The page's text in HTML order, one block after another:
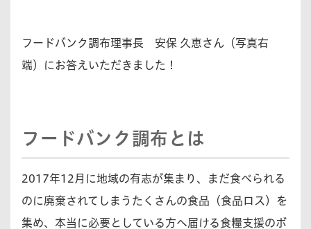
フードバンク調布理事長 安保 久恵さん（写真右
端）にお答えいただきました！
フードバンク調布とは
2017年12月に地域の有志が集まり、まだ食べられる
のに廃棄されてしまうたくさんの食品（食品ロス）を
集め、本当に必要としている方へ届ける食糧支援のボ